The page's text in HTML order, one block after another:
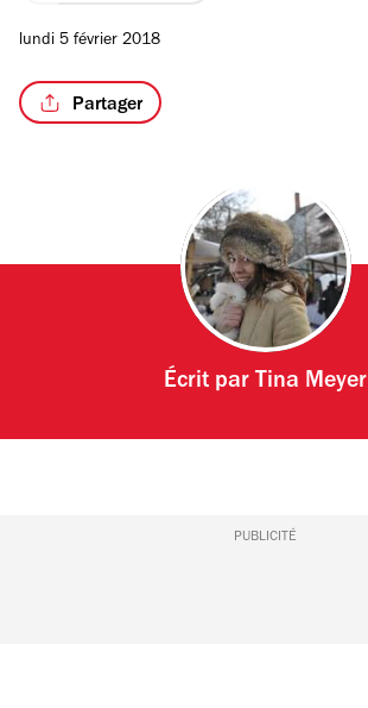
lundi 5 février 2018
Partager
Écrit par Tina Meyer
PUBLICITÉ